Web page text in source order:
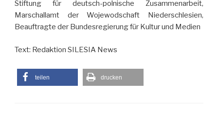
Stiftung für deutsch-polnische Zusammenarbeit,
Marschallamt der Wojewodschaft Niederschlesien,
Beauftragte der Bundesregierung für Kultur und Medien
Text: Redaktion SILESIA News
teilen drucken